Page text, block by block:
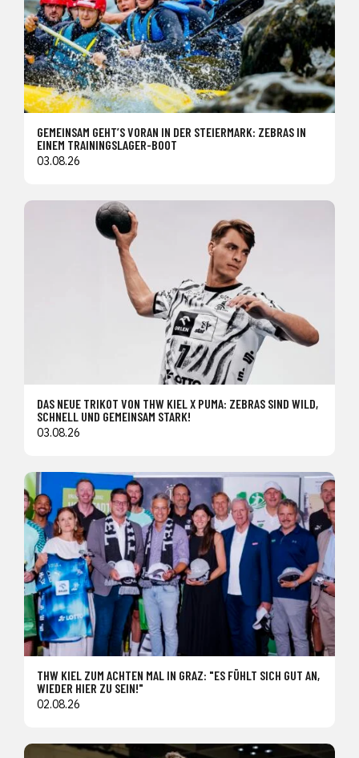
GEMEINSAM GEHT’S VORAN IN DER STEIERMARK: ZEBRAS IN
EINEM TRAININGSLAGER-BOOT
03.08.26
DAS NEUE TRIKOT VON THW KIEL X PUMA: ZEBRAS SIND WILD,
SCHNELL UND GEMEINSAM STARK!
03.08.26
THW KIEL ZUM ACHTEN MAL IN GRAZ: "ES FÜHLT SICH GUT AN,
WIEDER HIER ZU SEIN!"
02.08.26